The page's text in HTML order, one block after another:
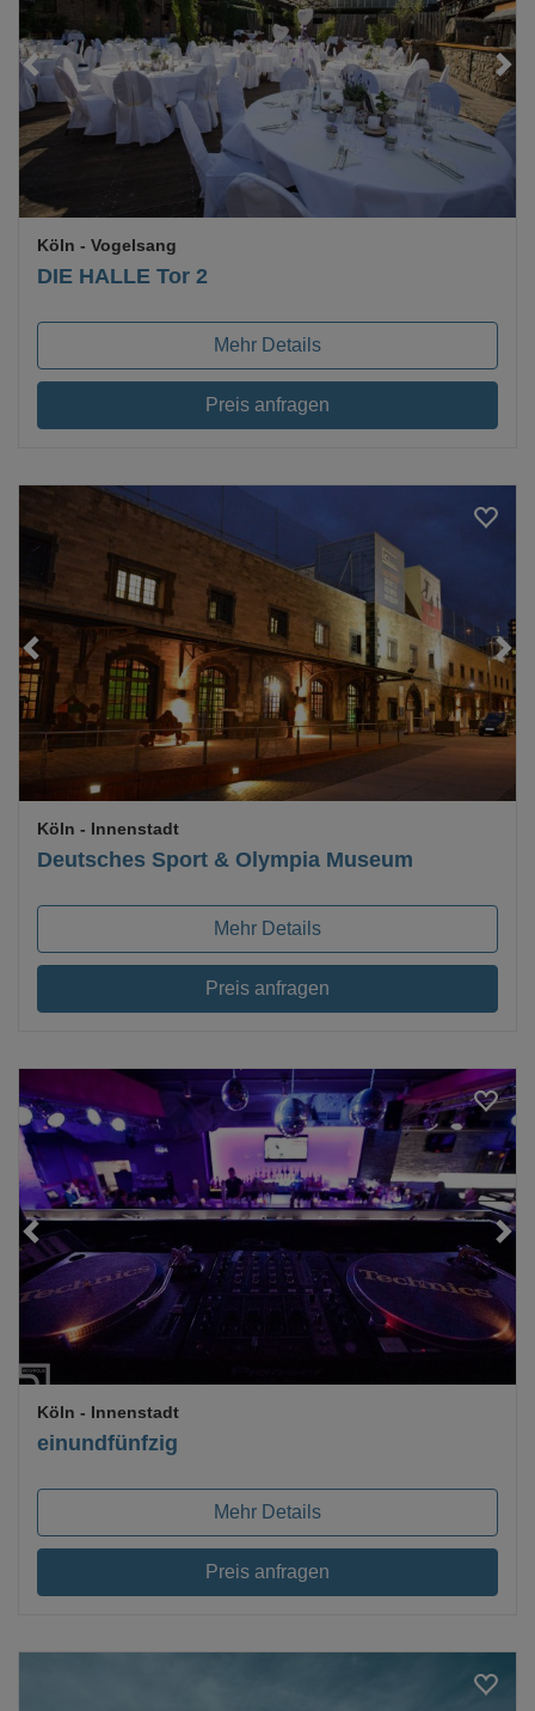
Loading...
DIE HALLE Tor 2
Köln - Vogelsang
Mehr Details
Preis anfragen
Loading...
Deutsches Sport & Olympia Museum
Köln - Innenstadt
Mehr Details
Preis anfragen
Loading...
einundfünfzig
Köln - Innenstadt
Mehr Details
Preis anfragen